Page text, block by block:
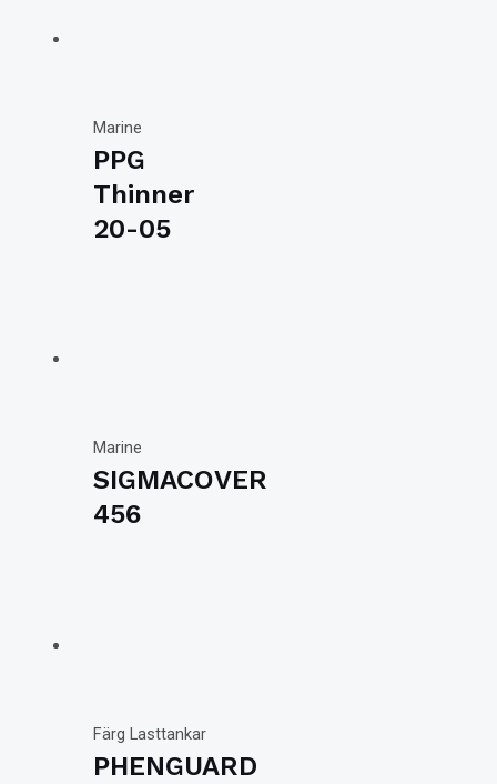
Marine
PPG
Thinner
20-05
Marine
SIGMACOVER
456
Färg Lasttankar
PHENGUARD